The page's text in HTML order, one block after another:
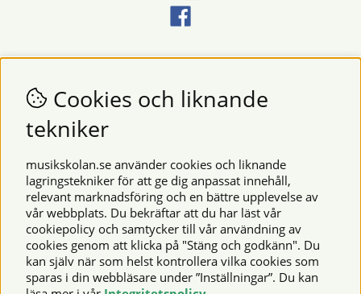
Nyhetsbrev
Vill du få nyheter och erbjudanden från oss? Fyll då i din e-
postadress i fältet nedan.
Säkra betalningar
© 2026 Musikskolan. Vi använder cookies -läs mer här
Cookies och liknande
tekniker
musikskolan.se använder cookies och liknande
lagringstekniker för att ge dig anpassat innehåll,
relevant marknadsföring och en bättre upplevelse av
vår webbplats. Du bekräftar att du har läst vår
cookiepolicy och samtycker till vår användning av
cookies genom att klicka på "Stäng och godkänn". Du
kan själv när som helst kontrollera vilka cookies som
sparas i din webbläsare under ”Inställningar”. Du kan